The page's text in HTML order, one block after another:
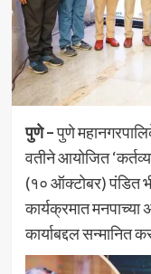
पुणे –पुणे
वतीने आयोजित
(१० ऑक्टोबर) पंडित
कार्यक्रमात मनपाच्या
कार्याबद्दल सन्मानित